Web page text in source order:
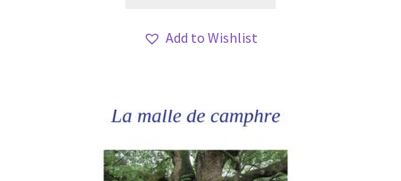
Add to Wishlist